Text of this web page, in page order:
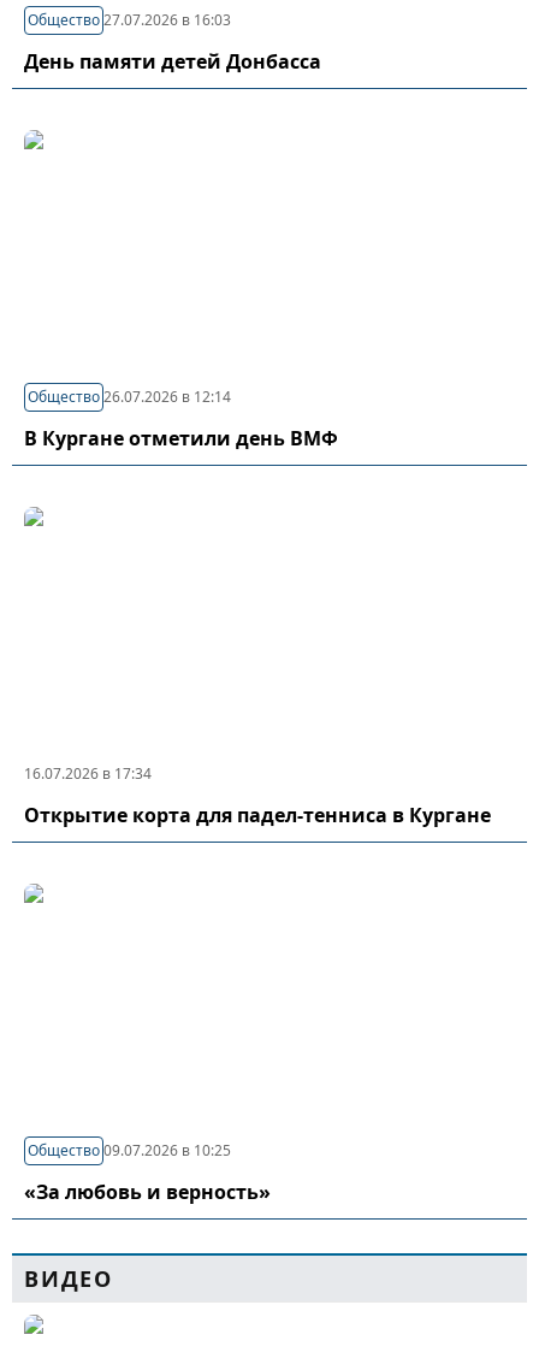
Общество27.07.2026 в 16:03
День памяти детей Донбасса
Общество26.07.2026 в 12:14
В Кургане отметили день ВМФ
16.07.2026 в 17:34
Открытие корта для падел-тенниса в Кургане
Общество09.07.2026 в 10:25
«За любовь и верность»
ВИДЕО